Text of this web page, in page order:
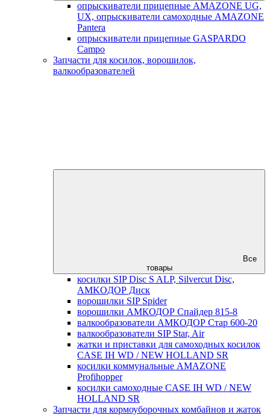
опрыскиватели прицепные AMAZONE UG,
UX, опрыскиватели самоходные AMAZONE
Pantera
опрыскиватели прицепные GASPARDO
Campo
Запчасти для косилок, ворошилок,
валкообразователей
Все
товары
косилки SIP Disc S ALP, Silvercut Disc,
AMKOДОР Диск
ворошилки SIP Spider
ворошилки АМКОДОР Спайдер 815-8
валкообразователи АМКОДОР Стар 600-20
валкообразователи SIP Star, Air
жатки и приставки для самоходных косилок
CASE IH WD / NEW HOLLAND SR
косилки коммунальные AMAZONE
Profihopper
косилки самоходные CASE IH WD / NEW
HOLLAND SR
Запчасти для кормоуборочных комбайнов и жаток